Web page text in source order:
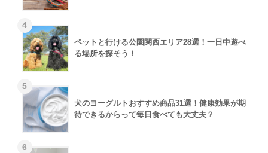
ペットと行ける公園関西エリア28選！一日中遊べ
る場所を探そう！
犬のヨーグルトおすすめ商品31選！健康効果が期
待できるからって毎日食べても大丈夫？